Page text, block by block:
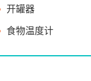
开罐器
食物温度计